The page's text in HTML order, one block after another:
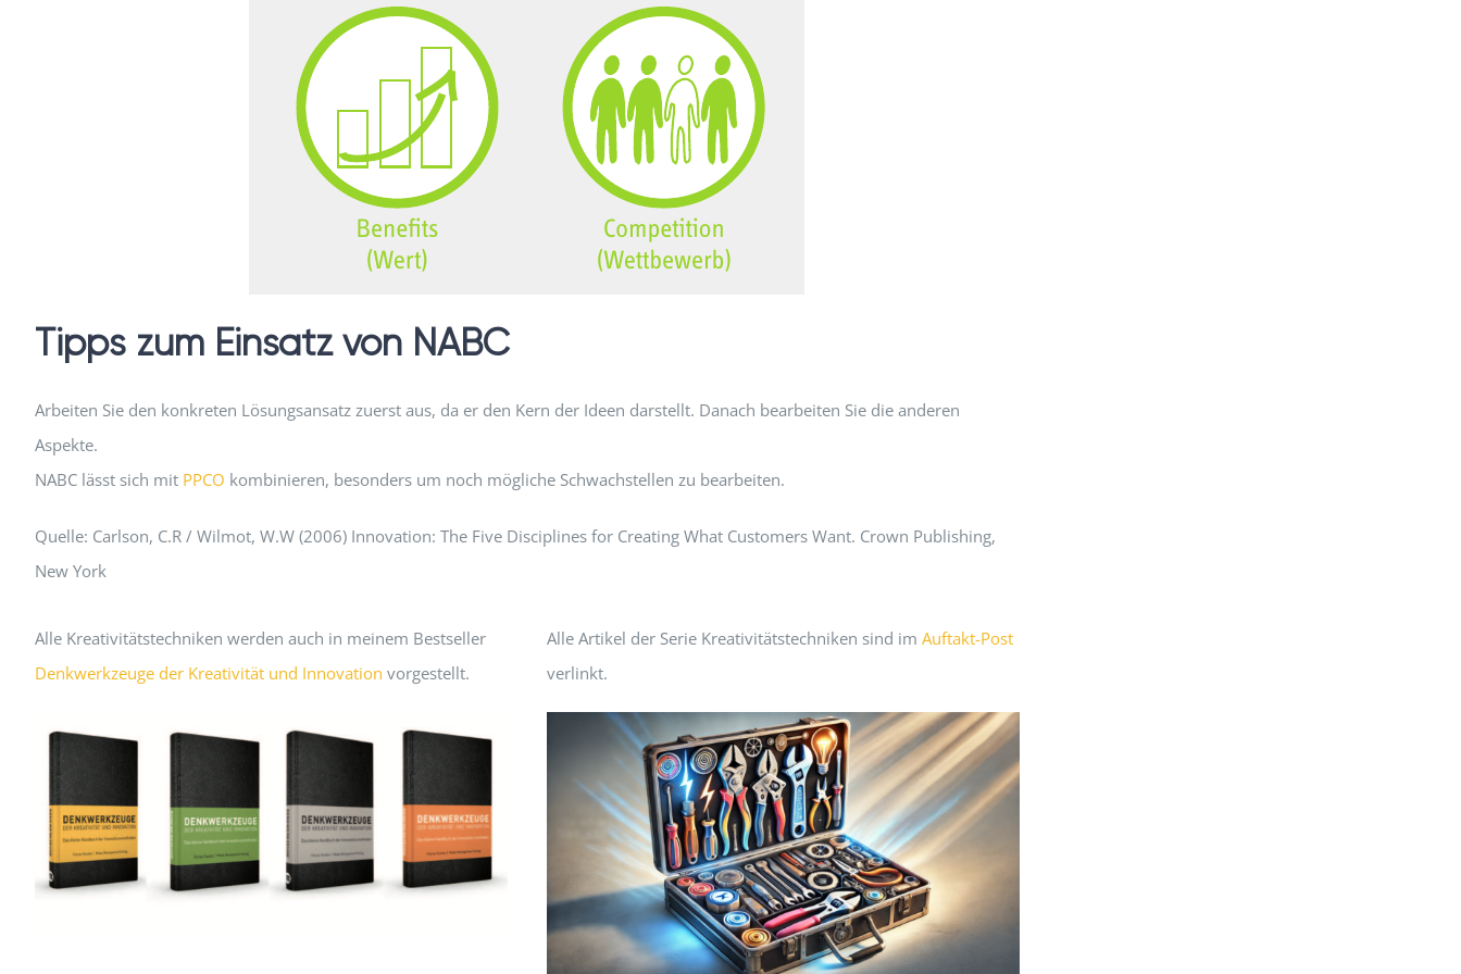
Tipps zum Einsatz von NABC
Arbeiten Sie den konkreten Lösungsansatz zuerst aus, da er den Kern der Ideen darstellt. Danach bearbeiten Sie die anderen
Aspekte.
NABC lässt sich mit PPCO kombinieren, besonders um noch mögliche Schwachstellen zu bearbeiten.
Quelle: Carlson, C.R / Wilmot, W.W (2006) Innovation: The Five Disciplines for Creating What Customers Want. Crown Publishing,
New York
Alle Kreativitätstechniken werden auch in meinem Bestseller
Denkwerkzeuge der Kreativität und Innovation vorgestellt.
Alle Artikel der Serie Kreativitätstechniken sind im Auftakt-Post
verlinkt.